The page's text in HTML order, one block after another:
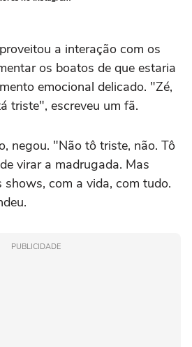
a interação com os
os boatos de que estaria
emocional delicado. "Zé,
triste", escreveu um fã.
negou. "Não tô triste, não. Tô
virar a madrugada. Mas
shows, com a vida, com tudo.
PUBLICIDADE